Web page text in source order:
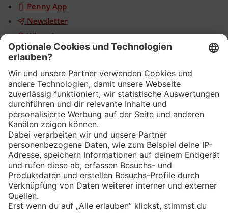
Penny App
Newsletter
WhatsApp
App